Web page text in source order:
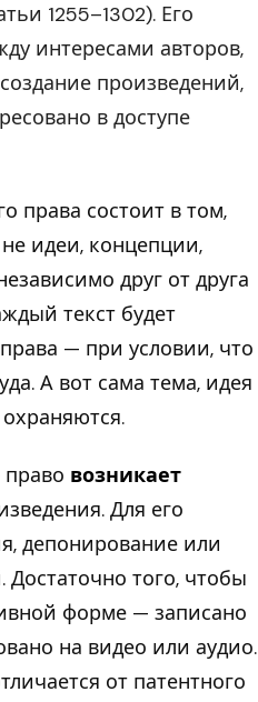
1255–1302). Его
интересами авторов,
произведений,
в доступе
права состоит в том,
не идеи, концепции,
друг от друга
текст будет
— при условии, что
А вот сама тема, идея
возникает
Для его
депонирование или
того, чтобы
форме — записано
на видео или аудио.
от патентного